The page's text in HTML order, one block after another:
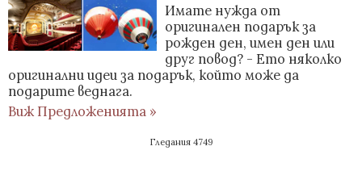
Имате нужда от
оригинален подарък за
рожден ден, имен ден или
друг повод? - Ето няколко
оригинални идеи за подарък, който може да
подарите веднага.
Виж Предложенията »
Гледания 4749